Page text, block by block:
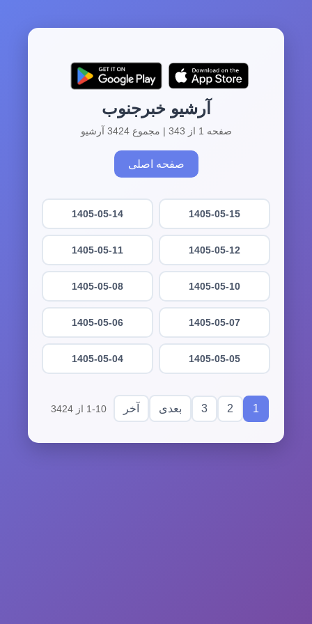
آرشیو خبرجنوب
صفحه 1 از 343 | مجموع 3424 آرشیو
صفحه اصلی
1405-05-15
1405-05-14
1405-05-12
1405-05-11
1405-05-10
1405-05-08
1405-05-07
1405-05-06
1405-05-05
1405-05-04
1
2
3 بعدی آخر 1-10 از 3424